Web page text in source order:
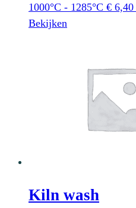
1000°C - 1285°C € 6,40
Bekijken
Kiln wash